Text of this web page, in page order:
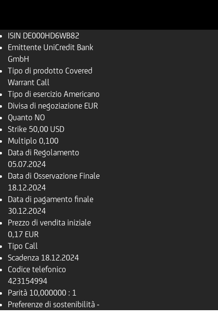
ISIN DE000HD6WB82
Emittente UniCredit Bank
GmbH
Tipo di prodotto Covered
Warrant Call
Tipo di esercizio Americano
Divisa di negoziazione EUR
Quanto NO
Strike 50,00 USD
Multiplo 0,100
Data di Regolamento
05.07.2024
Data di Osservazione Finale
18.12.2024
Data di pagamento finale
30.12.2024
Prezzo di vendita iniziale
0,17 EUR
Tipo Call
Scadenza 18.12.2024
Codice telefonico
423154994
Parità 10,000000 : 1
Preferenze di sostenibilità -